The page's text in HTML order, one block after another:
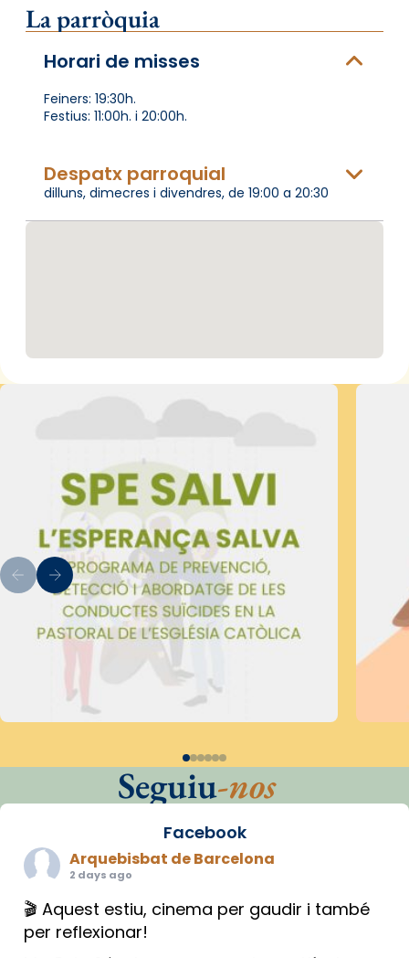
La parròquia
Horari de misses
Feiners: 19:30h.
Festius: 11:00h. i 20:00h.
Despatx parroquial
dilluns, dimecres i divendres, de 19:00 a 20:30
Seguiu-nos
Facebook
Arquebisbat de Barcelona
2 days ago
🎬 Aquest estiu, cinema per gaudir i també
per reflexionar!